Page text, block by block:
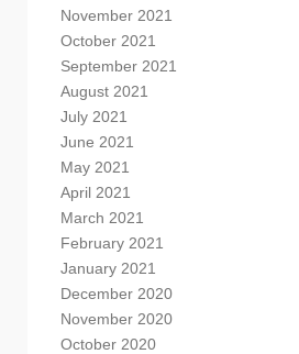
November 2021
October 2021
September 2021
August 2021
July 2021
June 2021
May 2021
April 2021
March 2021
February 2021
January 2021
December 2020
November 2020
October 2020